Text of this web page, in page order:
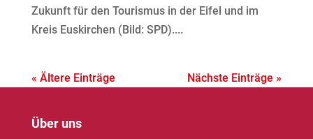
Zukunft für den Tourismus in der Eifel und im
Kreis Euskirchen (Bild: SPD)....
« Ältere Einträge Nächste Einträge »
Über uns